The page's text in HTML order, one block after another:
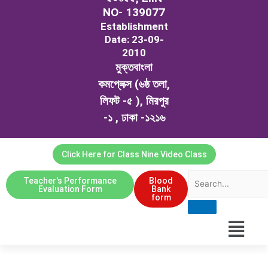
NO- 139077
Establishment
Date: 23-09-
2010
মুক্তবাংলা
কমপ্লেক্স (৬ষ্ঠ তলা,
লিফট -৫ ), মিরপুর
-১ , ঢাকা -১২১৬
Click Here for Class Nine Video Class
Teacher's Performance
Evaluation Form
Blood
Bank
form
Menu